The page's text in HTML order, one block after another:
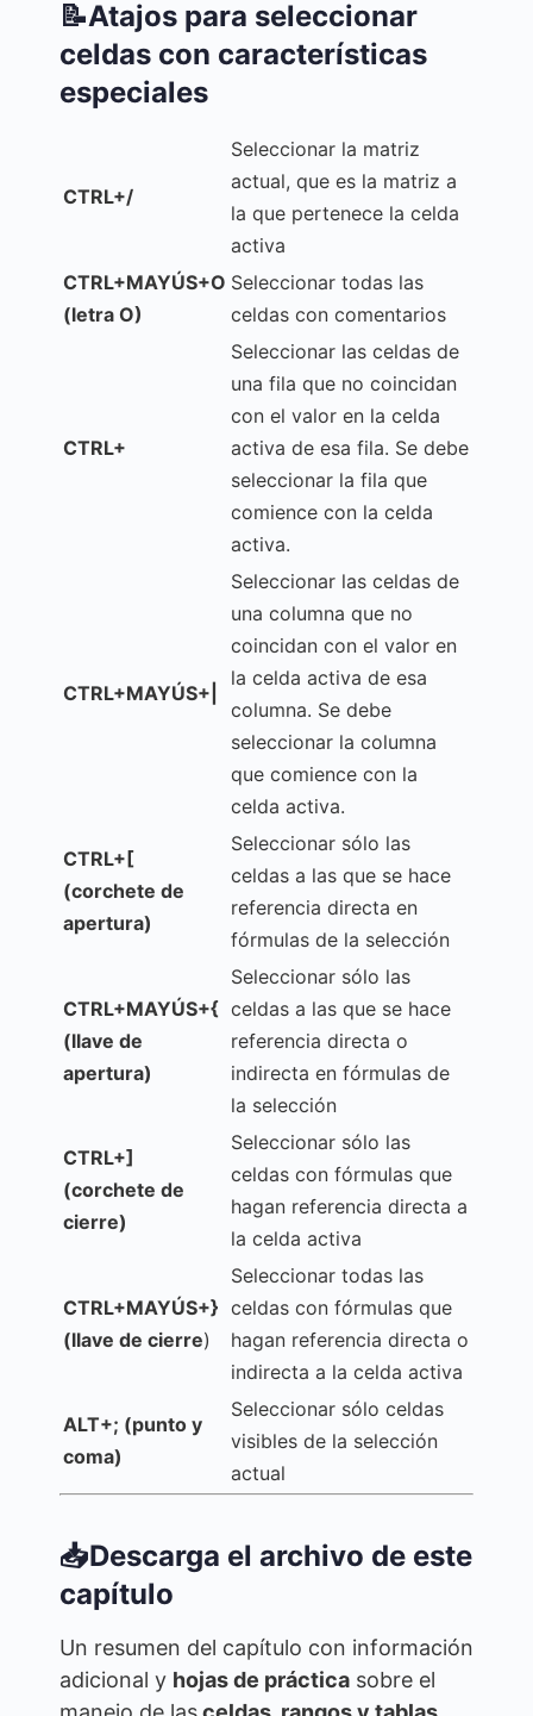
📝Atajos para seleccionar
celdas con características
especiales
CTRL+/
Seleccionar la matriz
actual, que es la matriz a
la que pertenece la celda
activa
CTRL+MAYÚS+O
(letra O)
Seleccionar todas las
celdas con comentarios
CTRL+
Seleccionar las celdas de
una fila que no coincidan
con el valor en la celda
activa de esa fila. Se debe
seleccionar la fila que
comience con la celda
activa.
CTRL+MAYÚS+|
Seleccionar las celdas de
una columna que no
coincidan con el valor en
la celda activa de esa
columna. Se debe
seleccionar la columna
que comience con la
celda activa.
CTRL+[
(corchete de
apertura)
Seleccionar sólo las
celdas a las que se hace
referencia directa en
fórmulas de la selección
CTRL+MAYÚS+{
(llave de
apertura)
Seleccionar sólo las
celdas a las que se hace
referencia directa o
indirecta en fórmulas de
la selección
CTRL+]
(corchete de
cierre)
Seleccionar sólo las
celdas con fórmulas que
hagan referencia directa a
la celda activa
CTRL+MAYÚS+}
(llave de cierre)
Seleccionar todas las
celdas con fórmulas que
hagan referencia directa o
indirecta a la celda activa
ALT+; (punto y
coma)
Seleccionar sólo celdas
visibles de la selección
actual
📥Descarga el archivo de este
capítulo
Un resumen del capítulo con información
adicional y hojas de práctica sobre el